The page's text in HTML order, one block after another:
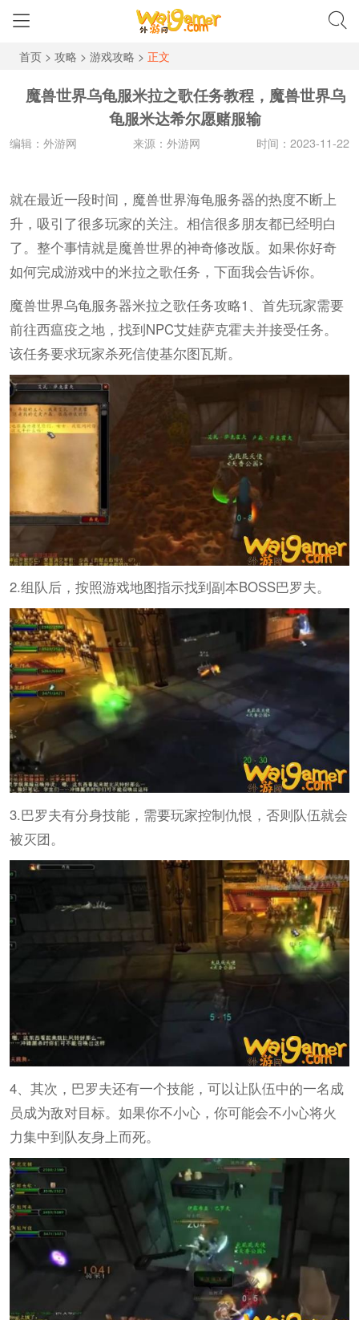
首页> 攻略 > 游戏攻略 > 正文
魔兽世界乌龟服米拉之歌任务教程，魔兽世界乌
龟服米达希尔愿赌服输
编辑：外游网 来源：外游网 时间：2023-11-22
就在最近一段时间，魔兽世界海龟服务器的热度不断上
升，吸引了很多玩家的关注。相信很多朋友都已经明白
了。整个事情就是魔兽世界的神奇修改版。如果你好奇
如何完成游戏中的米拉之歌任务，下面我会告诉你。
魔兽世界乌龟服务器米拉之歌任务攻略1、首先玩家需要
前往西瘟疫之地，找到NPC艾娃萨克霍夫并接受任务。
该任务要求玩家杀死信使基尔图瓦斯。
2.组队后，按照游戏地图指示找到副本BOSS巴罗夫。
3.巴罗夫有分身技能，需要玩家控制仇恨，否则队伍就会
被灭团。
4、其次，巴罗夫还有一个技能，可以让队伍中的一名成
员成为敌对目标。如果你不小心，你可能会不小心将火
力集中到队友身上而死。